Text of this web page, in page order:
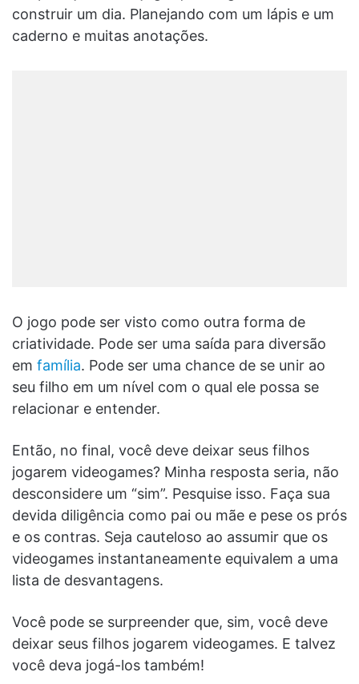
construir um dia. Planejando com um lápis e um
caderno e muitas anotações.
O jogo pode ser visto como outra forma de
criatividade. Pode ser uma saída para diversão
em família. Pode ser uma chance de se unir ao
seu filho em um nível com o qual ele possa se
relacionar e entender.
Então, no final, você deve deixar seus filhos
jogarem videogames? Minha resposta seria, não
desconsidere um “sim”. Pesquise isso. Faça sua
devida diligência como pai ou mãe e pese os prós
e os contras. Seja cauteloso ao assumir que os
videogames instantaneamente equivalem a uma
lista de desvantagens.
Você pode se surpreender que, sim, você deve
deixar seus filhos jogarem videogames. E talvez
você deva jogá-los também!